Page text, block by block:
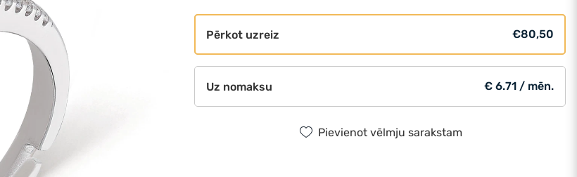
Pērkot uzreiz €80,50
Uz nomaksu € 6.71 / mēn.
Pievienot vēlmju sarakstam